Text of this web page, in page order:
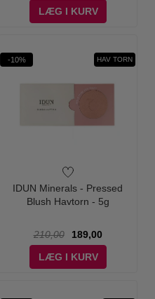
LÆG I KURV
-10% HAV TORN
IDUN Minerals - Pressed
Blush Havtorn - 5g
210,00
189,00
LÆG I KURV